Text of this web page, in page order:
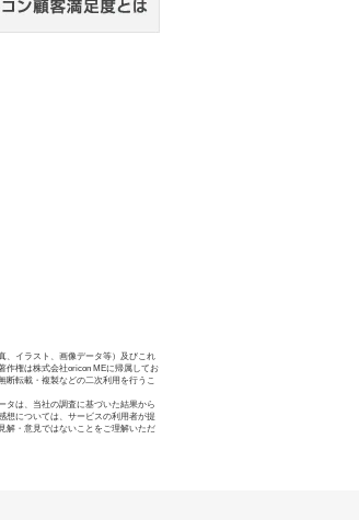
、イラスト、画像データ等）及びこれ
作権は株式会社oricon MEに帰属してお
断転載・複製などの二次利用を行うこ
タは、当社の調査に基づいた結果から
想については、サービスの利用者が提
解・意見ではないことをご理解いただ